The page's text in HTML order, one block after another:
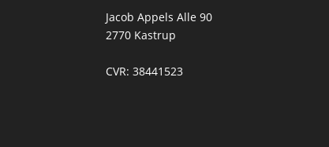
Jacob Appels Alle 90
2770 Kastrup
CVR: 38441523